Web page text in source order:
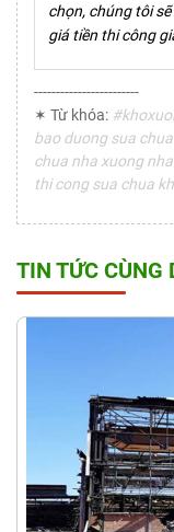
chọn, chúng tôi
giá tiền thi công
------------------------
✶ Từ khóa:
bao duong sua
chua nha xuong
thi cong sua chua
TIN TỨC CÙNG